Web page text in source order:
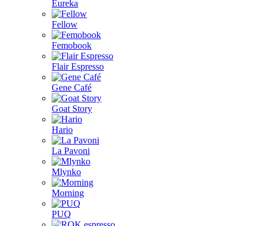
Eureka
Fellow
Femobook
Flair Espresso
Gene Café
Goat Story
Hario
La Pavoni
Mlynko
Morning
PUQ